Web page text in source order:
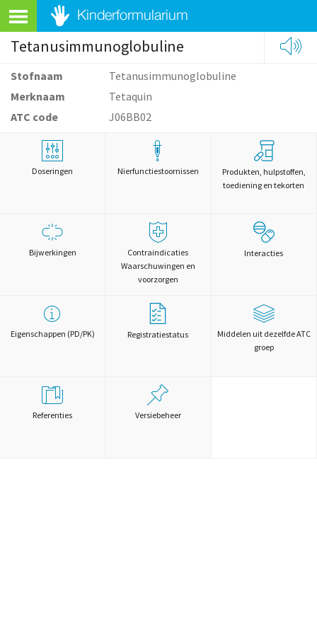
Tetanusimmunoglobuline
Stofnaam
Tetanusimmunoglobuline
Merknaam
Tetaquin
ATC code
J06BB02
Doseringen Nierfunctiestoornissen
Produkten, hulpstoffen,
toediening en tekorten
Bijwerkingen
Contraindicaties
Waarschuwingen en
voorzorgen
Interacties
Eigenschappen (PD/PK) Registratiestatus
Middelen uit dezelfde ATC
groep
Referenties Versiebeheer